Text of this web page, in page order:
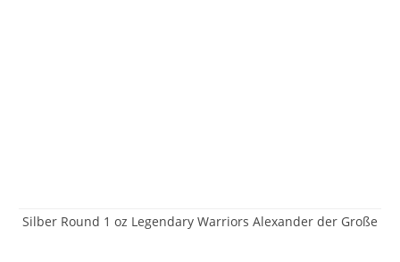
Silber Round 1 oz Legendary Warriors Alexander der Große